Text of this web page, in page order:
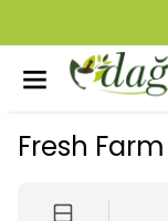
Fresh Farm